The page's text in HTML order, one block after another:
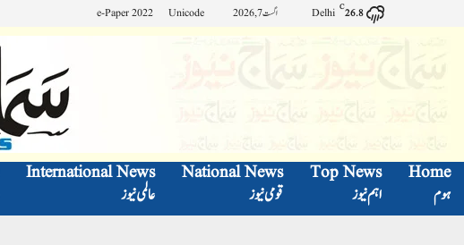
26.8
C
Delhi اگست 7, 2026 Unicode
e-Paper 2022
Home
ہوم
Top News
اہم نیوز
National News
قومی نیوز
International News
عالمی نیوز